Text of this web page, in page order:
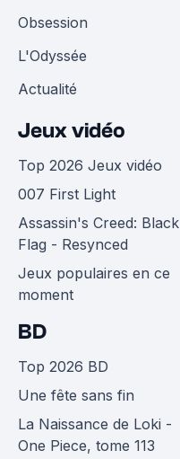
Obsession
L'Odyssée
Actualité
Jeux vidéo
Top 2026 Jeux vidéo
007 First Light
Assassin's Creed: Black
Flag - Resynced
Jeux populaires en ce
moment
BD
Top 2026 BD
Une fête sans fin
La Naissance de Loki -
One Piece, tome 113